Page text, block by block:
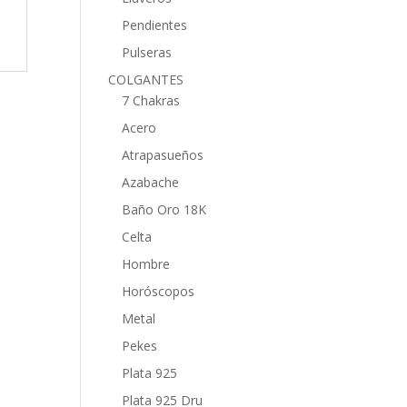
Pendientes
Pulseras
COLGANTES
7 Chakras
Acero
Atrapasueños
Azabache
Baño Oro 18K
Celta
Hombre
Horóscopos
Metal
Pekes
Plata 925
Plata 925 Dru